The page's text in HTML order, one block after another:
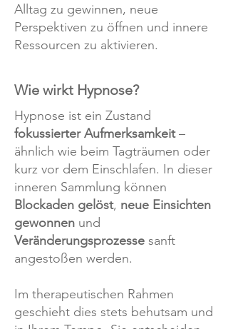
Alltag zu gewinnen, neue
Perspektiven zu öffnen und innere
Ressourcen zu aktivieren.
Wie wirkt Hypnose?
Hypnose ist ein Zustand
fokussierter Aufmerksamkeit–
ähnlich wie beim Tagträumen oder
kurz vor dem Einschlafen. In dieser
inneren Sammlung können
Blockaden gelöst, neue Einsichten
gewonnen und
Veränderungsprozesse sanft
angestoßen werden.
Im therapeutischen Rahmen
geschieht dies stets behutsam und